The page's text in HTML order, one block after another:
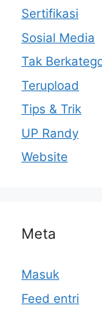
Sertifikasi
Sosial Media
Tak
Terupload
Tips & Trik
UP Randy
Website
Meta
Masuk
Feed entri